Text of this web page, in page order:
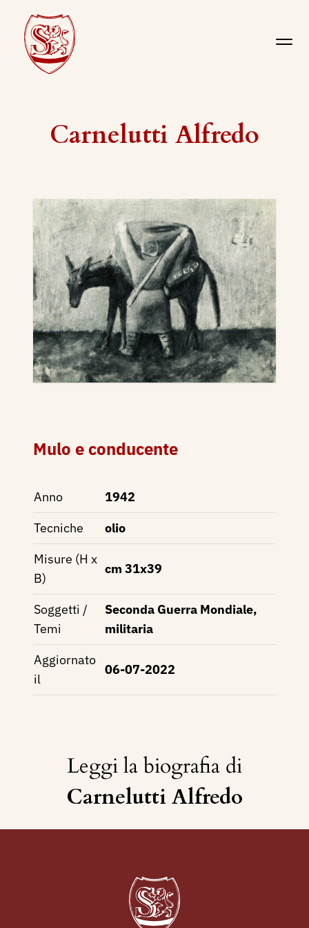
Carnelutti Alfredo
Mulo e conducente
Anno
1942
Tecniche
olio
Misure (H x
B)
cm 31x39
Soggetti /
Temi
Seconda Guerra Mondiale,
militaria
Aggiornato
il
06-07-2022
Leggi la biografia di
Carnelutti Alfredo